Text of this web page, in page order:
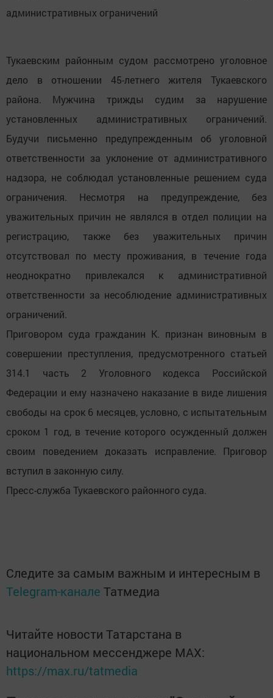
административных ограничений
Тукаевским районным судом рассмотрено уголовное
дело в отношении 45-летнего жителя Тукаевского
района. Мужчина трижды судим за нарушение
установленных административных ограничений.
Будучи письменно предупрежденным об уголовной
ответственности за уклонение от административного
надзора, не соблюдал установленные решением суда
ограничения. Несмотря на предупреждение, без
уважительных причин не являлся в отдел полиции на
регистрацию, также без уважительных причин
отсутствовал по месту проживания, в течение года
неоднократно привлекался к административной
ответственности за несоблюдение административных
ограничений.
Приговором суда гражданин К. признан виновным в
совершении преступления, предусмотренного статьей
314.1 часть 2 Уголовного кодекса Российской
Федерации и ему назначено наказание в виде лишения
свободы на срок 6 месяцев, условно, с испытательным
сроком 1 год, в течение которого осужденный должен
своим поведением доказать исправление. Приговор
вступил в законную силу.
Пресс-служба Тукаевского районного суда.
Следите за самым важным и интересным в
Telegram-канале Татмедиа
Читайте новости Татарстана в
национальном мессенджере MАХ:
https://max.ru/tatmedia